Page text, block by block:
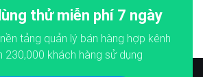
thử miễn phí 7 ngày
tảng quản lý bán hàng hợp kênh
230,000 khách hàng sử dụng